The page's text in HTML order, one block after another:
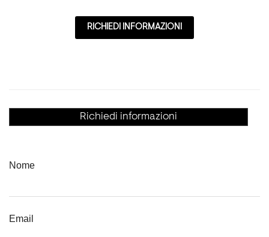
RICHIEDI INFORMAZIONI
Richiedi informazioni
Nome
Email